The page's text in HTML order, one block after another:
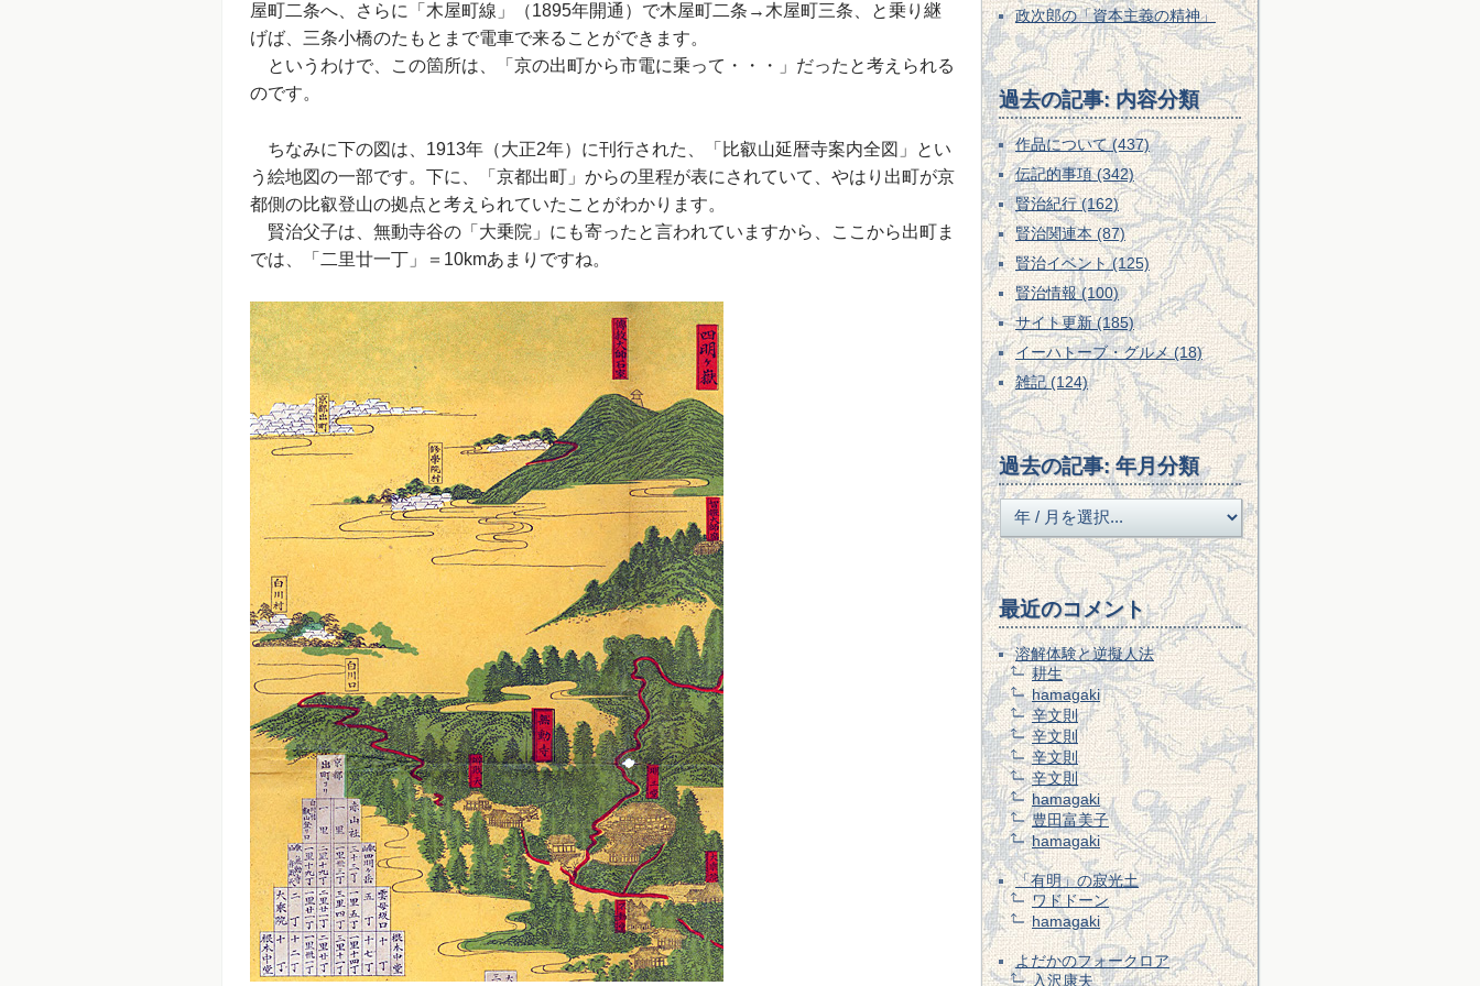
屋町二条へ、さらに「木屋町線」（1895年開通）で木屋町二条→木屋町三条、と乗り継
げば、三条小橋のたもとまで電車で来ることができます。
というわけで、この箇所は、「京の出町から市電に乗って・・・」だったと考えられる
のです。
ちなみに下の図は、1913年（大正2年）に刊行された、「比叡山延暦寺案内全図」とい
う絵地図の一部です。下に、「京都出町」からの里程が表にされていて、やはり出町が京
都側の比叡登山の拠点と考えられていたことがわかります。
賢治父子は、無動寺谷の「大乗院」にも寄ったと言われていますから、ここから出町ま
では、「二里廿一丁」＝10kmあまりですね。
政次郎の「資本主義の精神」
過去の記事: 内容分類
作品について (437)
伝記的事項 (342)
賢治紀行 (162)
賢治関連本 (87)
賢治イベント (125)
賢治情報 (100)
サイト更新 (185)
イーハトーブ・グルメ (18)
雑記 (124)
過去の記事: 年月分類
最近のコメント
溶解体験と逆擬人法
耕生
hamagaki
辛文則
辛文則
辛文則
辛文則
hamagaki
豊田富美子
hamagaki
「有明」の寂光土
ワドドーン
hamagaki
よだかのフォークロア
入沢康夫